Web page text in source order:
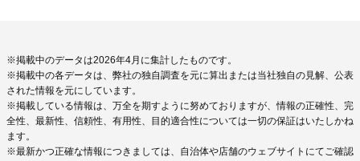
※掲載中のデータは2026年4月に集計したものです。
※掲載中の各データは、弊社の独自調査を元に算出または当社独自の見解、公表
された情報を元にしています。
※掲載している情報は、万全を期すように努めておりますが、情報の正確性、完
全性、最新性、信頼性、有用性、目的適合性については一切の保証はいたしかね
ます。
※最新かつ正確な情報につきましては、自治体や店舗のウェブサイトにてご確認